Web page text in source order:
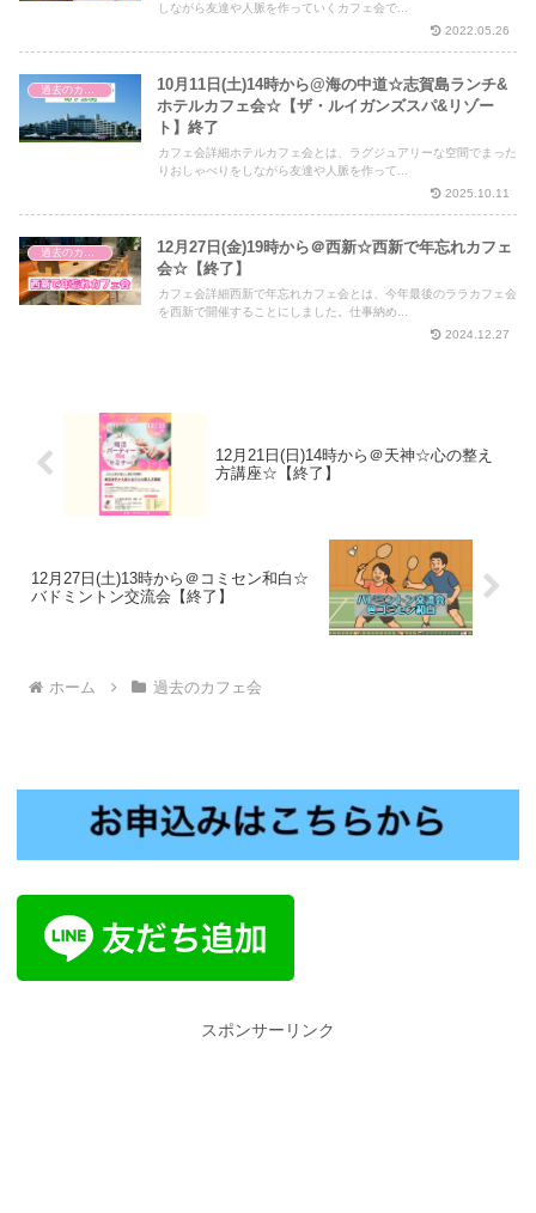
しながら友達や人脈を作っていくカフェ会で...
2022.05.26
過去のカフェ会
10月11日(土)14時から@海の中道☆志賀島ランチ&
ホテルカフェ会☆【ザ・ルイガンズスパ&リゾー
ト】終了
カフェ会詳細ホテルカフェ会とは、ラグジュアリーな空間でまった
りおしゃべりをしながら友達や人脈を作って...
2025.10.11
過去のカフェ会
12月27日(金)19時から＠西新☆西新で年忘れカフェ
会☆【終了】
カフェ会詳細西新で年忘れカフェ会とは、今年最後のララカフェ会
を西新で開催することにしました。仕事納め...
2024.12.27
12月21日(日)14時から＠天神☆心の整え
方講座☆【終了】
12月27日(土)13時から＠コミセン和白☆
バドミントン交流会【終了】
ホーム 過去のカフェ会
スポンサーリンク